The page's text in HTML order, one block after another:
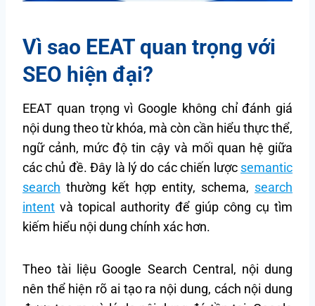
Vì sao EEAT quan trọng với
SEO hiện đại?
EEAT quan trọng vì Google không chỉ đánh giá
nội dung theo từ khóa, mà còn cần hiểu thực thể,
ngữ cảnh, mức độ tin cậy và mối quan hệ giữa
các chủ đề. Đây là lý do các chiến lược semantic
search thường kết hợp entity, schema, search
intent và topical authority để giúp công cụ tìm
kiếm hiểu nội dung chính xác hơn.
Theo tài liệu Google Search Central, nội dung
nên thể hiện rõ ai tạo ra nội dung, cách nội dung